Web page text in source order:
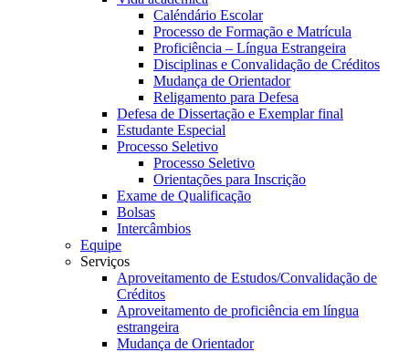
Caléndário Escolar
Processo de Formação e Matrícula
Proficiência – Língua Estrangeira
Disciplinas e Convalidação de Créditos
Mudança de Orientador
Religamento para Defesa
Defesa de Dissertação e Exemplar final
Estudante Especial
Processo Seletivo
Processo Seletivo
Orientações para Inscrição
Exame de Qualificação
Bolsas
Intercâmbios
Equipe
Serviços
Aproveitamento de Estudos/Convalidação de
Créditos
Aproveitamento de proficiência em língua
estrangeira
Mudança de Orientador